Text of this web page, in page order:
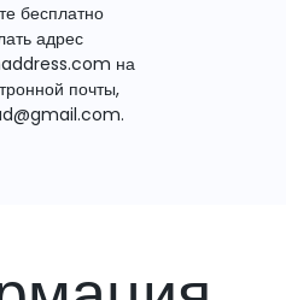
бесплатно
адрес
на
почты,